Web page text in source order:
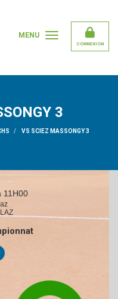
CONNEXION
MENU
3
VS SCIEZ MASSONGY 3
11H00